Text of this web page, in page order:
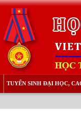
TUYỂN SINH ĐẠI HỌC,